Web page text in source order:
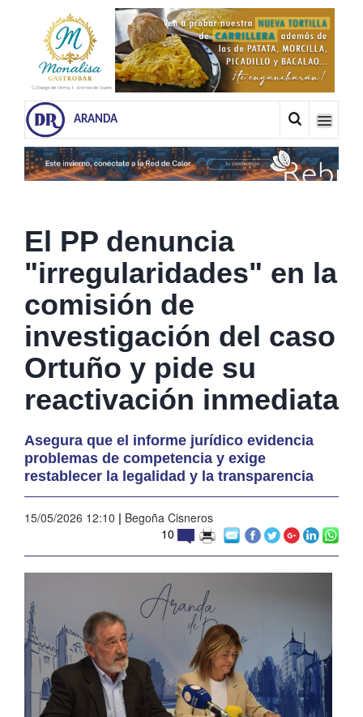
ARANDA
El PP denuncia
"irregularidades" en la
comisión de
investigación del caso
Ortuño y pide su
reactivación inmediata
Asegura que el informe jurídico evidencia
problemas de competencia y exige
restablecer la legalidad y la transparencia
15/05/2026 12:10 | Begoña Cisneros
10